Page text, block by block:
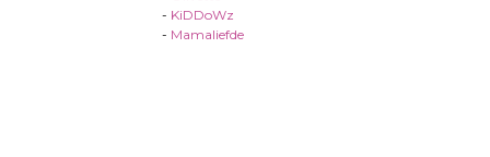
- KiDDoWz
- Mamaliefde